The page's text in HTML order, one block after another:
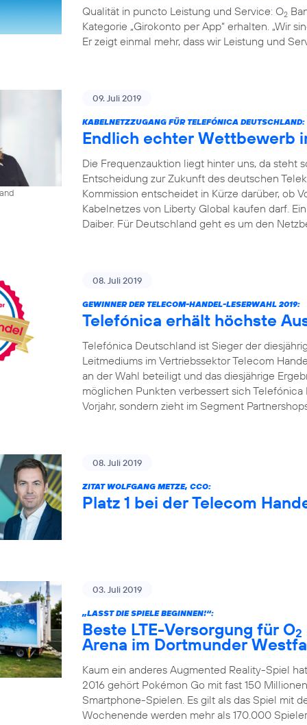
Qualität in puncto Leistung und Service: O2
Kategorie „Girokonto per App“ erhalten. „Wir
Er zeigt einmal mehr, dass wir Leistung und
09. Juli 2019
KABELNETZZUGANG FÜR TELEFÓNICA DEUTSCHLAND:
Endlich echter Wettbewerb
Die Frequenzauktion liegt hinter uns, da steht
Entscheidung zur Zukunft des deutschen
Kommission entscheidet in Kürze darüber, ob
Kabelnetzes von Liberty Global kaufen darf.
Daiber. Für Deutschland geht es um den
08. Juli 2019
GEWINNER DER TELECOM-HANDEL-LESERWAHL 2019:
Telefónica erhält höchste
Telefónica Deutschland ist Sieger der
Leitmediums im Vertriebssektor Telecom
an der Wahl beteiligt und das diesjährige
möglichen Punkten verbessert sich
Vorjahr, sondern zieht im Segment
08. Juli 2019
ZITAT WOLFGANG METZE, CCO:
Platz 1 bei der Telecom
03. Juli 2019
„LASST DIE SPIELE BEGINNEN!“:
Beste LTE-Versorgung für O2
Arena im Dortmunder
Kaum ein anderes Augmented Reality-Spiel
2016 gehört Pokémon Go mit fast 150
Smartphone-Spielen. Es gilt als das Spiel mit
Wochenende werden mehr als 170.000